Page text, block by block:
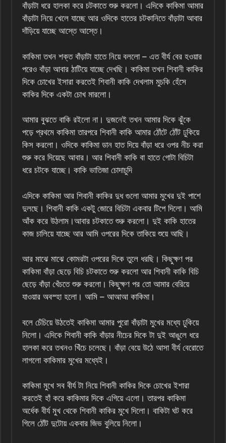
বাঁড়াটা ধরে হালকা করে চটকাতে শুরু করলো। এদিকে কাকিমা আমার
বাঁড়াটা নিয়ে খেলে যাচ্ছে আর ওদিকে হাতের চটকানিতে বাঁড়াটা আবার
দাঁড়িয়ে যাচ্ছে আস্তে আস্তে।
কাকিমা তখন শক্ত বাঁড়াটা হাতে নিয়ে বললো – এত বীর্য বের হওয়ার
পরেও বাঁড়া আবার ঠাটিয়ে যাচ্ছে দেখছি। কাকিমা তখন শিবানী কাকির
দিকে চোখের ইসারা করতেই শিবানী কাকি দেখলাম মুচকি হেঁসে
কাকির দিকে একটা চোখ মারলো।
আমার বুঝতে বাকি রইলো না। দুজনেই তখন আমার দিকে ঝুঁকে
পড়ে প্রথমে কাকিমা তারপরে শিবানী কাকি আমার ঠোঁটে ঠোঁট ঢুকিয়ে
কিস করলো। ওদিকে কাকিমা ডান হাত দিয়ে বাঁড়া ধরে ওপর নীচ করা
শুরু করে দিয়েছে আবার। আর শিবানী কাকি বা হাতে গোটা বিচিটা
ধরে চটকে যাচ্ছে। কাকি ভাতিজা চোদাচুদি
এদিকে কাকিমা আর শিবানী কাকির দুধ গুলো আমার মুখের দুই পাশে
দুলছে। শিবানী কাকি একটু জোরে বিচিটা একবার টিপে দিলো। আমি
আঁক করে উঠলাম।আবার চটকাতে শুরু করলো। দুই কাকি হাতের
কাজ চালিয়ে যাচ্ছে আর আমি ওপরের দিকে তাকিয়ে শুয়ে আছি।
আর মাঝে মাঝে কোমরটা ওপরের দিকে তুলে ধরছি। কিছুক্ষণ পর
কাকিমা বাঁড়া ছেড়ে বিচি চটকাতে শুরু করলো আর শিবানী কাকি বিচি
ছেড়ে বাঁড়া খেঁচতে শুরু করলো। কিছুক্ষণ পর তো আমার বেরিয়ে
যাওয়ার অবস্হা হলো। আমি – আআআ কাকিমা।
বলে চেঁচিয়ে উঠতেই কাকিমা আমার পুরো বাঁড়াটা মুখের মধ্যে ঢুকিয়ে
নিলো। এদিকে শিবানী কাকি বাঁড়ার নীচের দিকে টা দুই আঙুলে ধরে
হালকা করে তখনও খিঁচে চলেছে। বাঁড়া বেয়ে উঠে আসা বীর্য বেরোতে
লাগলো কাকিমার মুখের মধ্যেই।
কাকিমা মুখে সব বীর্য টা নিয়ে শিবানী কাকির দিকে চোখের ইশারা
করতেই হাঁ করে কাকিমার দিকে এগিয়ে এলো। তারপর কাকিমা
অর্ধেক বীর্য মুখ থেকে শিবানী কাকির মুখে দিলো। বাকিটা ঘট করে
গিলে ঠোঁট দুটোয় একবার জিভ বুলিয়ে নিলো।